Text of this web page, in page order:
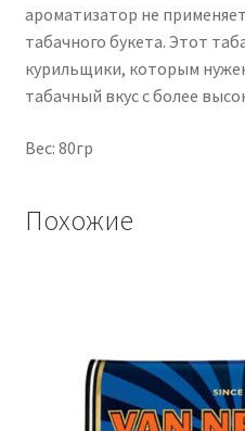
ароматизатор не
табачного букета. Этот
курильщики, которым
табачный вкус с более
Вес: 80гр
Похожие